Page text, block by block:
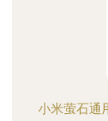
小米萤石通